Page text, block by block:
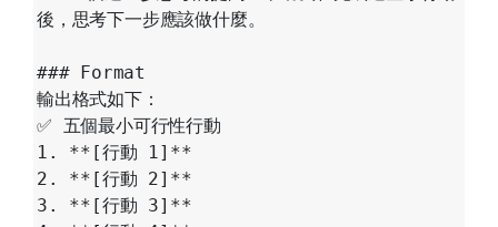
後，思考下一步應該做什麼。
### Format
輸出格式如下：
✅ 五個最小可行性行動
1. **[行動 1]**
2. **[行動 2]**
3. **[行動 3]**